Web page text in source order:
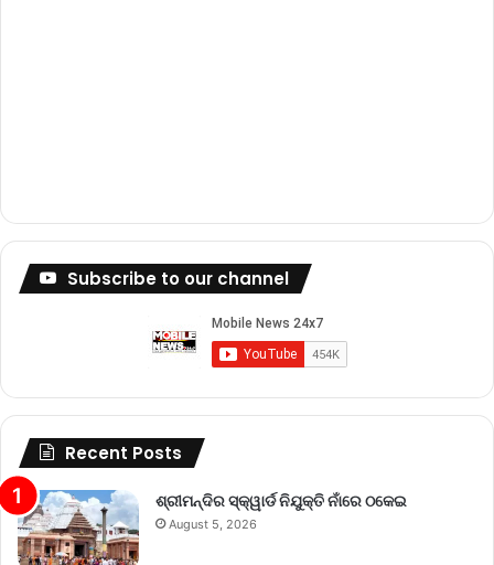
Subscribe to our channel
Recent Posts
ଶ୍ରୀମନ୍ଦିର ସ୍କ୍ୱାର୍ଡ ନିଯୁକ୍ତି ନାଁରେ ଠକେଇ
August 5, 2026